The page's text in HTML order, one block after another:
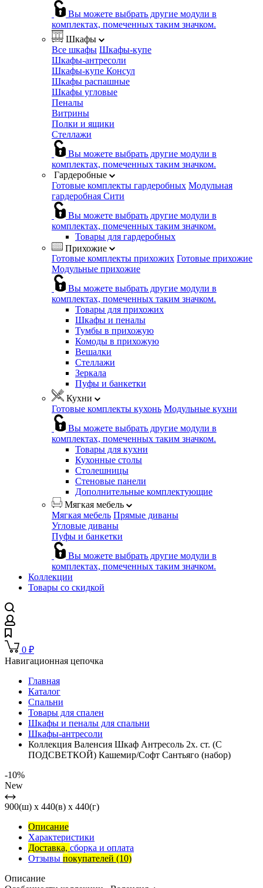
Вы можете выбрать другие модули в
комплектах, помеченных таким значком.
Шкафы
Все шкафы Шкафы-купе
Шкафы-антресоли
Шкафы-купе Консул
Шкафы распашные
Шкафы угловые
Пеналы
Витрины
Полки и ящики
Стеллажи
Вы можете выбрать другие модули в
комплектах, помеченных таким значком.
Гардеробные
Готовые комплекты гардеробных Модульная
гардеробная Сити
Вы можете выбрать другие модули в
комплектах, помеченных таким значком.
Товары для гардеробных
Прихожие
Готовые комплекты прихожих Готовые прихожие
Модульные прихожие
Вы можете выбрать другие модули в
комплектах, помеченных таким значком.
Товары для прихожих
Шкафы и пеналы
Тумбы в прихожую
Комоды в прихожую
Вешалки
Стеллажи
Зеркала
Пуфы и банкетки
Кухни
Готовые комплекты кухонь Модульные кухни
Вы можете выбрать другие модули в
комплектах, помеченных таким значком.
Товары для кухни
Кухонные столы
Столешницы
Стеновые панели
Дополнительные комплектующие
Мягкая мебель
Мягкая мебель Прямые диваны
Угловые диваны
Пуфы и банкетки
Вы можете выбрать другие модули в
комплектах, помеченных таким значком.
Коллекции
Товары со скидкой
0 ₽
Навигационная цепочка
Главная
Каталог
Спальни
Товары для спален
Шкафы и пеналы для спальни
Шкафы-антресоли
Коллекция Валенсия Шкаф Антресоль 2х. ст. (С
ПОДСВЕТКОЙ) Кашемир/Софт Сантьяго (набор)
-10%
New
900(ш) x 440(в) x 440(г)
Описание
Характеристики
Доставка, сборка и оплата
Отзывы покупателей (10)
Описание